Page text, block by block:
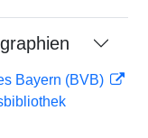
Bayern (BVB)